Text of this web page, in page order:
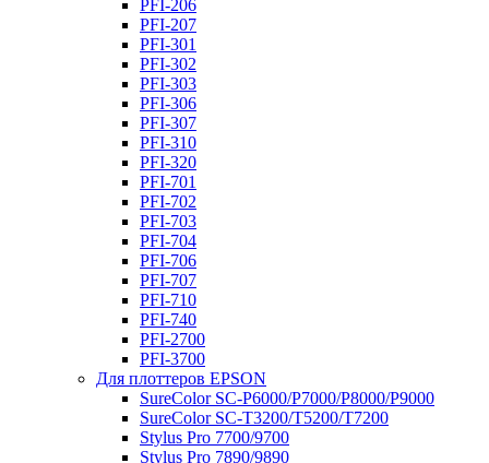
PFI-206
PFI-207
PFI-301
PFI-302
PFI-303
PFI-306
PFI-307
PFI-310
PFI-320
PFI-701
PFI-702
PFI-703
PFI-704
PFI-706
PFI-707
PFI-710
PFI-740
PFI-2700
PFI-3700
Для плоттеров EPSON
SureColor SC-P6000/P7000/P8000/P9000
SureColor SC-Т3200/T5200/T7200
Stylus Pro 7700/9700
Stylus Pro 7890/9890